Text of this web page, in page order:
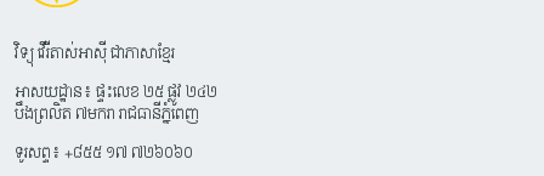
វិទ្យុ វើរីតាស់អាស៊ី ជាភាសាខ្មែរ
អាសយដ្ឋាន៖ ផ្ទះលេខ ២៥ ផ្លូវ ២៤២
បឹងព្រលិត ៧មករា រាជធានីភ្នំពេញ
ទូរសព្ទ៖ +៨៥៥ ១៧ ៧២៦០៦០